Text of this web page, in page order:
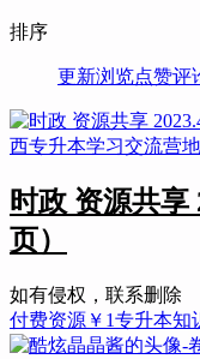
排序
更新浏览点赞评
时政 资源共享
页）
如有侵权，联系删除
付费资源 ￥ 1专升本知